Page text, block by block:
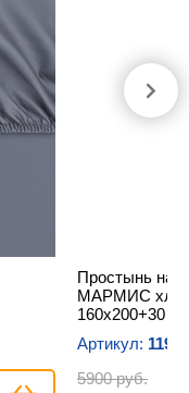
Простынь на
МАРМИС
160х200+30
Артикул:
5900 руб.